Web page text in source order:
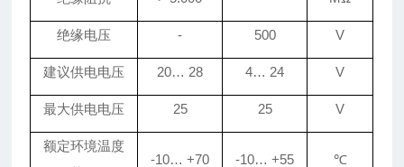
绝缘电压 - 500 V
建议供电电压 20… 28 4… 24 V
最大供电电压 25 25 V
额定环境温度
-10… +70 -10… +55 ℃